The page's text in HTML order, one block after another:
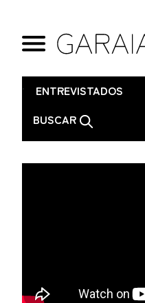
. ENTREVISTADOS
BUSCAR